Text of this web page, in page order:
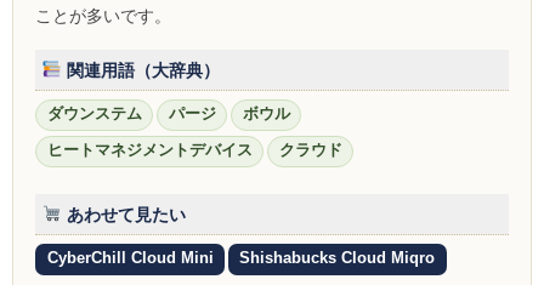
DAVINCI
ZEUS
storz-bickel
ことが多いです。
関連用語（大辞典）
ダウンステム パージ ボウル
ヒートマネジメントデバイス クラウド
あわせて見たい
CyberChill Cloud Mini Shishabucks Cloud Miqro